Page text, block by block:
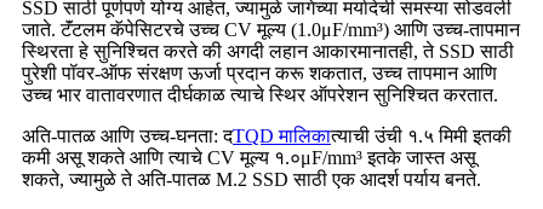
SSD साठी पूर्णपणे योग्य आहेत, ज्यामुळे जागेच्या मर्यादेची समस्या सोडवली
जाते. टॅंटलम कॅपेसिटरचे उच्च CV मूल्य (1.0μF/mm³) आणि उच्च-तापमान
स्थिरता हे सुनिश्चित करते की अगदी लहान आकारमानातही, ते SSD साठी
पुरेशी पॉवर-ऑफ संरक्षण ऊर्जा प्रदान करू शकतात, उच्च तापमान आणि
उच्च भार वातावरणात दीर्घकाळ त्याचे स्थिर ऑपरेशन सुनिश्चित करतात.
अति-पातळ आणि उच्च-घनता: दTQD मालिकात्याची उंची १.५ मिमी इतकी
कमी असू शकते आणि त्याचे CV मूल्य १.०μF/mm³ इतके जास्त असू
शकते, ज्यामुळे ते अति-पातळ M.2 SSD साठी एक आदर्श पर्याय बनते.